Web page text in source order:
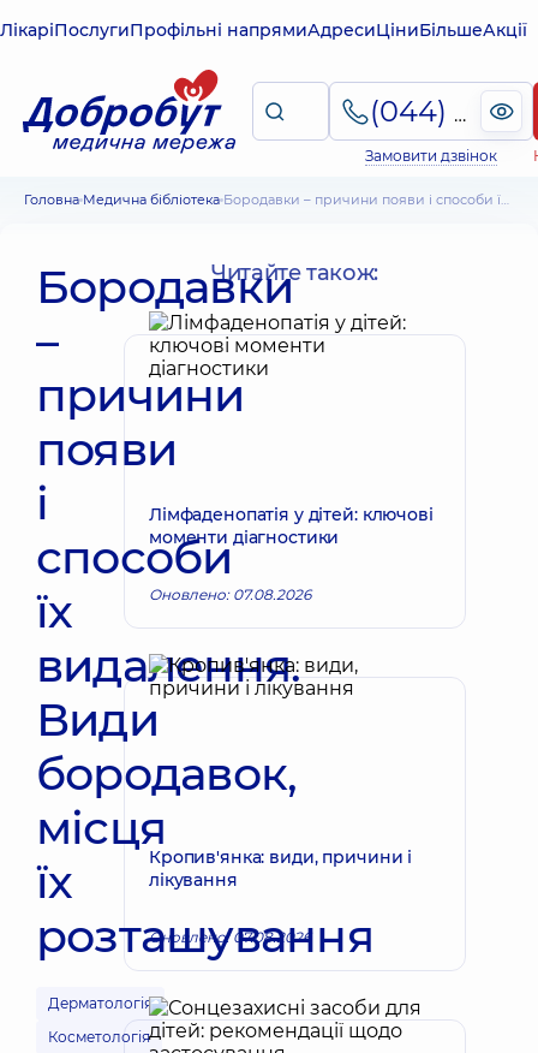
ЛікаріПослугиПрофільні напрямиАдресиЦіниБільшеАкції
(044) 495-2-888
Замовити дзвінок
Головна Медична бібліотека Бородавки – причини появи і способи їх видалення. Види бородавок, місця їх розташування
Бородавки
–
причини
появи
і
способи
їх
видалення.
Види
бородавок,
місця
їх
розташування
Дерматологія
Косметологія
Читайте також:
Лімфаденопатія у дітей: ключові
моменти діагностики
Оновлено: 07.08.2026
Кропив'янка: види, причини і
лікування
Оновлено: 07.08.2026